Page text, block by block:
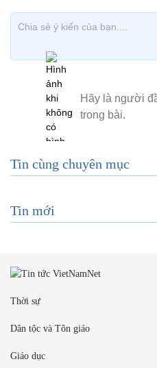
Tin cùng chuyên mục
Tin mới
Thời sự
Dân tộc và Tôn giáo
Giáo dục